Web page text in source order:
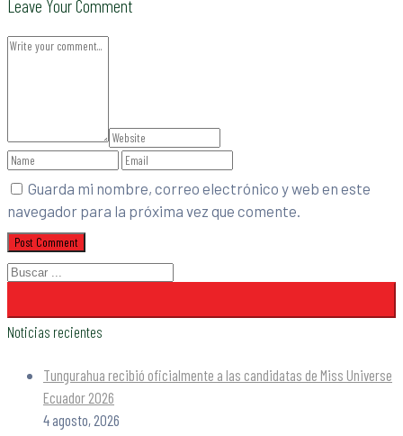
Leave Your Comment
Guarda mi nombre, correo electrónico y web en este
navegador para la próxima vez que comente.
Noticias recientes
Tungurahua recibió oficialmente a las candidatas de Miss Universe
Ecuador 2026
4 agosto, 2026